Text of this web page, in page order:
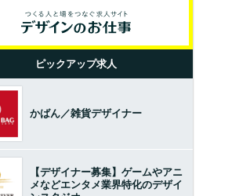
ピックアップ求人
かばん／雑貨デザイナー
【デザイナー募集】ゲームやアニ
メなどエンタメ業界特化のデザイ